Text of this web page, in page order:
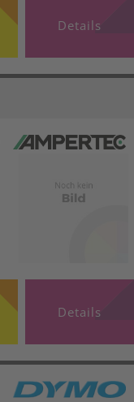
Details
Details